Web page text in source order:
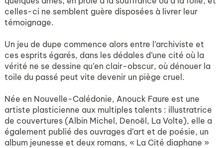
celles-ci ne semblent guère disposées à livrer leur
témoignage.
Un jeu de dupe commence alors entre l’archiviste et
ces esprits égarés, dans les dédales d’une cité où la
vérité ne se dessine qu’en clair-obscur, où dénouer la
toile du passé peut vite devenir un piège cruel.
Née en Nouvelle-Calédonie, Anouck Faure est une
artiste plasticienne aux multiples talents : illustratrice
de couvertures (Albin Michel, Denoël, La Volte), elle a
également publié des ouvrages d’art et de poésie, un
album jeunesse et deux romans, « La Cité diaphane »